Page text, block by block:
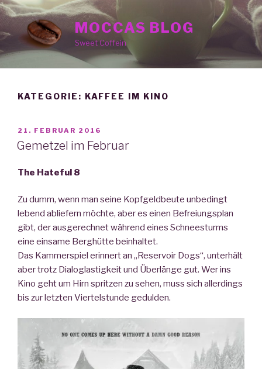
Zum
Inhalt
springen
MOCCAS BLOG
Sweet Coffein
KATEGORIE: KAFFEE IM KINO
VERÖFFENTLICHT
AM
21. FEBRUAR 2016
Gemetzel im Februar
The Hateful 8
Zu dumm, wenn man seine Kopfgeldbeute unbedingt
lebend abliefern möchte, aber es einen Befreiungsplan
gibt, der ausgerechnet während eines Schneesturms
eine einsame Berghütte beinhaltet.
Das Kammerspiel erinnert an „Reservoir Dogs“, unterhält
aber trotz Dialoglastigkeit und Überlänge gut. Wer ins
Kino geht um Hirn spritzen zu sehen, muss sich allerdings
bis zur letzten Viertelstunde gedulden.